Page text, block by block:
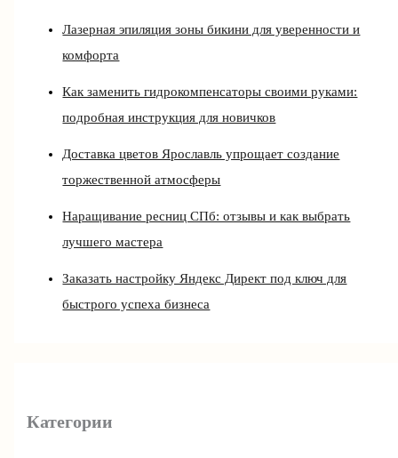
Лазерная эпиляция зоны бикини для уверенности и
комфорта
Как заменить гидрокомпенсаторы своими руками:
подробная инструкция для новичков
Доставка цветов Ярославль упрощает создание
торжественной атмосферы
Наращивание ресниц СПб: отзывы и как выбрать
лучшего мастера
Заказать настройку Яндекс Директ под ключ для
быстрого успеха бизнеса
Категории